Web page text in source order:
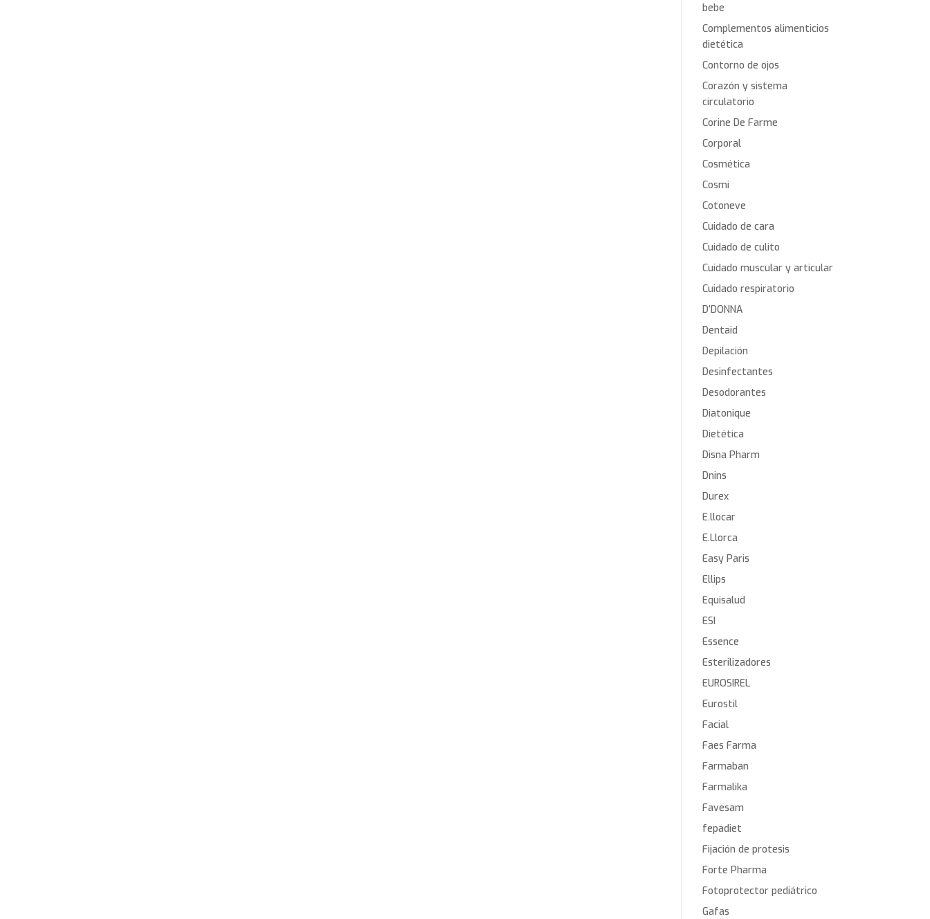
bebe
Complementos alimenticios
dietética
Contorno de ojos
Corazón y sistema
circulatorio
Corine De Farme
Corporal
Cosmética
Cosmi
Cotoneve
Cuidado de cara
Cuidado de culito
Cuidado muscular y articular
Cuidado respiratorio
D’DONNA
Dentaid
Depilación
Desinfectantes
Desodorantes
Diatonique
Dietética
Disna Pharm
Dnins
Durex
E.llocar
E.Llorca
Easy Paris
Ellips
Equisalud
ESI
Essence
Esterilizadores
EUROSIREL
Eurostil
Facial
Faes Farma
Farmaban
Farmalika
Favesam
fepadiet
Fijación de protesis
Forte Pharma
Fotoprotector pediátrico
Gafas